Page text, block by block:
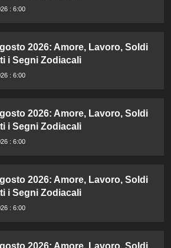
: 6:00
2026: Amore, Lavoro, Soldi
i Segni Zodiacali
: 6:00
2026: Amore, Lavoro, Soldi
i Segni Zodiacali
: 6:00
2026: Amore, Lavoro, Soldi
i Segni Zodiacali
: 6:00
2026: Amore, Lavoro, Soldi